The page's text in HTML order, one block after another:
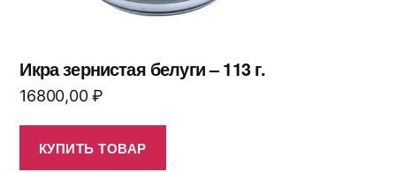
Икра зернистая белуги – 113 г.
16800,00₽
КУПИТЬ ТОВАР